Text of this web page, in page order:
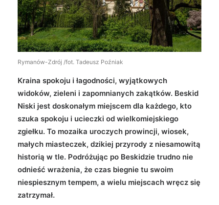
Wyszukiwanie
Rymanów-Zdrój /fot. Tadeusz Poźniak
Kraina spokoju i łagodności, wyjątkowych
widoków, zieleni i zapomnianych zakątków. Beskid
Niski jest doskonałym miejscem dla każdego, kto
szuka spokoju i ucieczki od wielkomiejskiego
zgiełku. To mozaika uroczych prowincji, wiosek,
małych miasteczek, dzikiej przyrody z niesamowitą
historią w tle. Podróżując po Beskidzie trudno nie
odnieść wrażenia, że czas biegnie tu swoim
niespiesznym tempem, a wielu miejscach wręcz się
zatrzymał.